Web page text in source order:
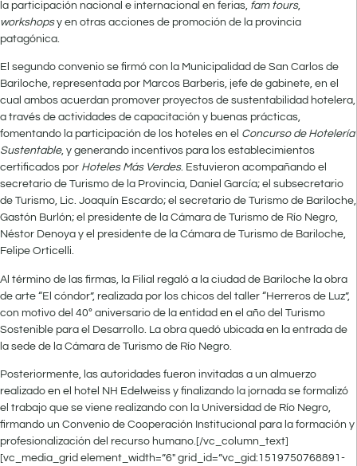
la participación nacional e internacional en ferias, fam tours,
workshopsy en otras acciones de promoción de la provincia
patagónica.
El segundo convenio se firmó con la Municipalidad de San Carlos de
Bariloche, representada por Marcos Barberis, jefe de gabinete, en el
cual ambos acuerdan promover proyectos de sustentabilidad hotelera,
a través de actividades de capacitación y buenas prácticas,
fomentando la participación de los hoteles en el Concurso de Hotelería
Sustentable, y generando incentivos para los establecimientos
certificados por Hoteles Más Verdes. Estuvieron acompañando el
secretario de Turismo de la Provincia, Daniel García; el subsecretario
de Turismo, Lic. Joaquín Escardo; el secretario de Turismo de Bariloche,
Gastón Burlón; el presidente de la Cámara de Turismo de Río Negro,
Néstor Denoya y el presidente de la Cámara de Turismo de Bariloche,
Felipe Orticelli.
Al término de las firmas, la Filial regaló a la ciudad de Bariloche la obra
de arte “El cóndor”, realizada por los chicos del taller “Herreros de Luz”,
con motivo del 40º aniversario de la entidad en el año del Turismo
Sostenible para el Desarrollo. La obra quedó ubicada en la entrada de
la sede de la Cámara de Turismo de Río Negro.
Posteriormente, las autoridades fueron invitadas a un almuerzo
realizado en el hotel NH Edelweiss y finalizando la jornada se formalizó
el trabajo que se viene realizando con la Universidad de Río Negro,
firmando un Convenio de Cooperación Institucional para la formación y
profesionalización del recurso humano.[/vc_column_text]
[vc_media_grid element_width=”6″ grid_id=”vc_gid:1519750768891-